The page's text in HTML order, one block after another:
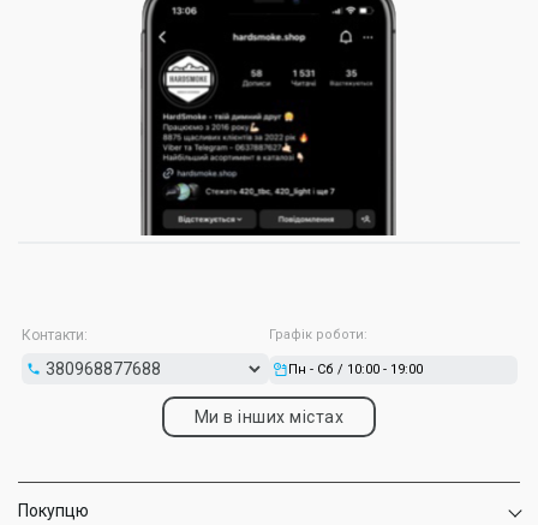
Контакти: Графік роботи:
Пн - Сб / 10:00 - 19:00
Ми в інших містах
Покупцю